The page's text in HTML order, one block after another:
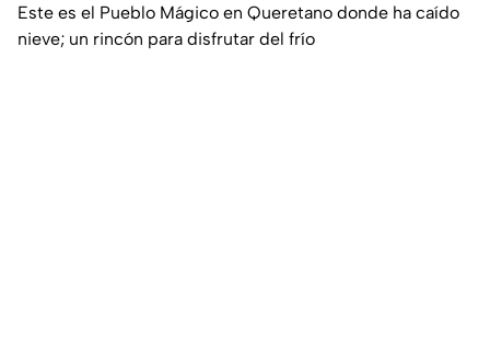
Este es el Pueblo Mágico en Queretano donde ha caído
nieve; un rincón para disfrutar del frío